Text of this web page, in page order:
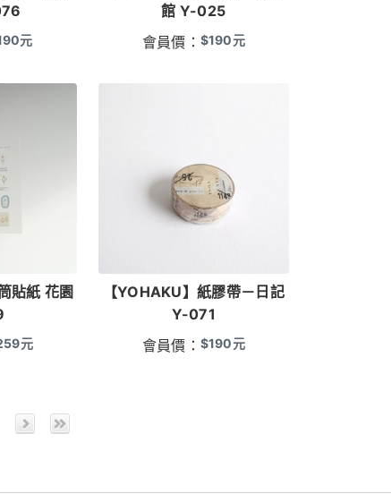
元
館 Y-025
會員價： $190元
貼紙 花園
元
【YOHAKU】紙膠帶－日記
Y-071
會員價： $190元